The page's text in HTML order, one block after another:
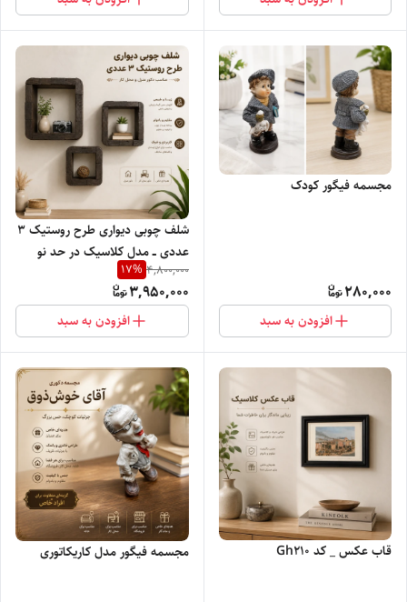
مجسمه فیگور کودک
280,000
افزودن به سبد
شلف چوبی دیواری طرح روستیک ۳
عددی ــ مدل کلاسیک در حد نو
فوق العاده با کیفیت
4,800,000
17%
3,950,000
افزودن به سبد
قاب عکس _ کد Gh۲۱۰ مجسمه فیگور مدل کاریکاتوری